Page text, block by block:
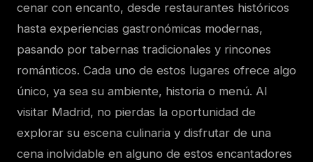
cenar con encanto, desde restaurantes históricos
hasta experiencias gastronómicas modernas,
pasando por tabernas tradicionales y rincones
románticos. Cada uno de estos lugares ofrece algo
único, ya sea su ambiente, historia o menú. Al
visitar Madrid, no pierdas la oportunidad de
explorar su escena culinaria y disfrutar de una
cena inolvidable en alguno de estos encantadores